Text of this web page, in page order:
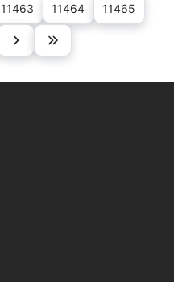
11463 11464 11465